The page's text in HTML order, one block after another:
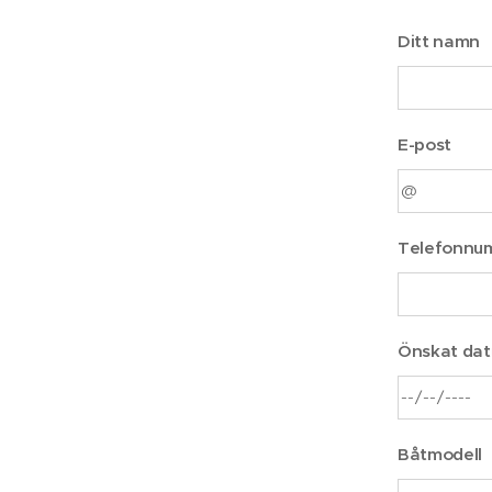
Ditt namn
E-post
Önskat
Båtmodell